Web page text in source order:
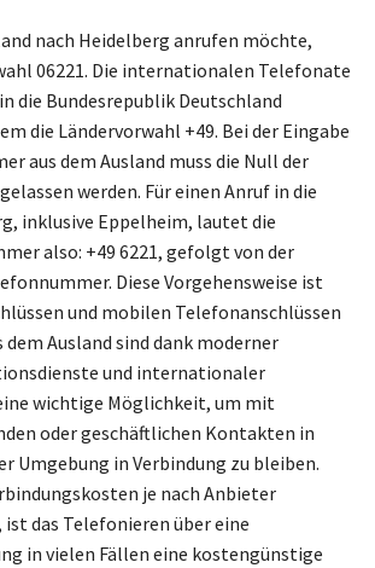
nach Heidelberg anrufen möchte,
06221. Die internationalen Telefonate
die Bundesrepublik Deutschland
die Ländervorwahl +49. Bei der Eingabe
aus dem Ausland muss die Null der
werden. Für einen Anruf in die
inklusive Eppelheim, lautet die
also: +49 6221, gefolgt von der
Diese Vorgehensweise ist
und mobilen Telefonanschlüssen
dem Ausland sind dank moderner
und internationaler
wichtige Möglichkeit, um mit
oder geschäftlichen Kontakten in
Umgebung in Verbindung zu bleiben.
je nach Anbieter
das Telefonieren über eine
in vielen Fällen eine kostengünstige